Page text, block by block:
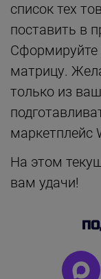
список тех
поставить в
матрицу.
только из
маркетплейс
На этом
вам удачи!